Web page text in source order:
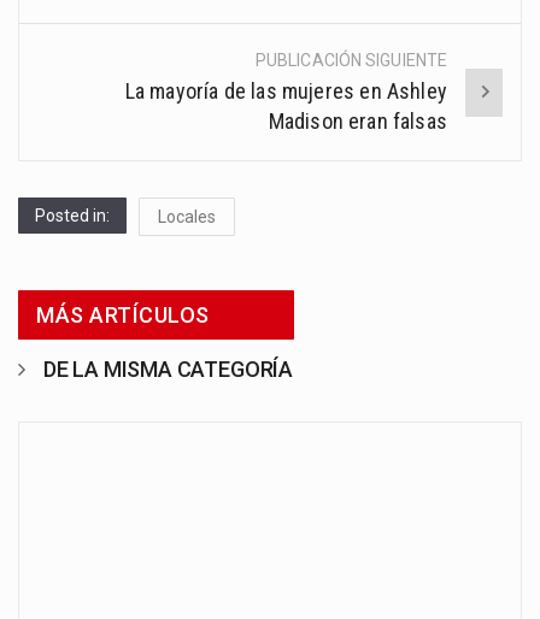
PUBLICACIÓN SIGUIENTE
La mayoría de las mujeres en Ashley
Madison eran falsas
Posted in: Locales
MÁS ARTÍCULOS
DE LA MISMA CATEGORÍA